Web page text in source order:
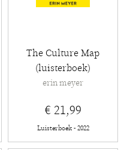
The Culture Map
(luisterboek)
erin meyer
€ 21,99
Luisterboek - 2022